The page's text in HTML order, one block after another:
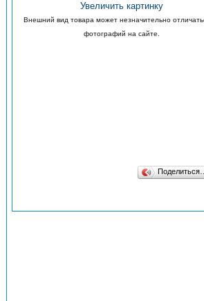
Увеличить картинку
Внешний вид товара может незначительно
фотографий на сайте.
Поделиться…